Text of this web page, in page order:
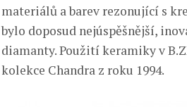
materiálů a barev rezonující s
bylo doposud nejúspěšnější,
diamanty. Použití keramiky v
kolekce Chandra z roku 1994.